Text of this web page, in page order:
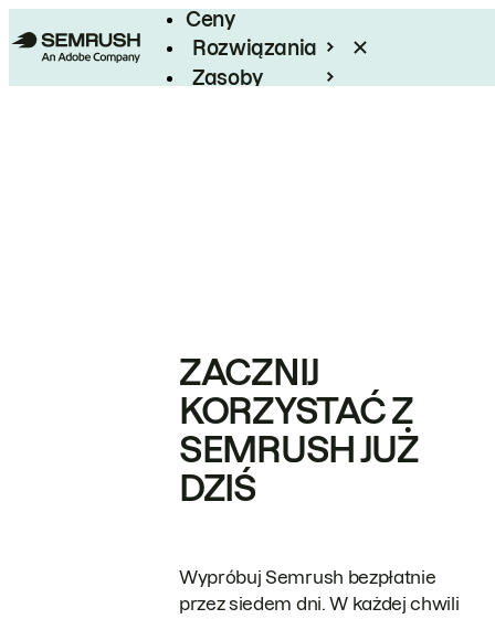
Ceny
Rozwiązania
Zasoby
ZACZNIJ
KORZYSTAĆ Z
SEMRUSH JUŻ
DZIŚ
Wypróbuj Semrush bezpłatnie
przez siedem dni. W każdej chwili